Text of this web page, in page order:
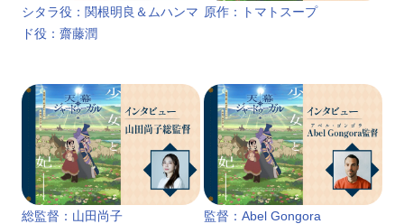
シタラ役：関根明良＆ムハンマ
ド役：齋藤潤
原作：トマトスープ
総監督：山田尚子 監督：Abel Gongora